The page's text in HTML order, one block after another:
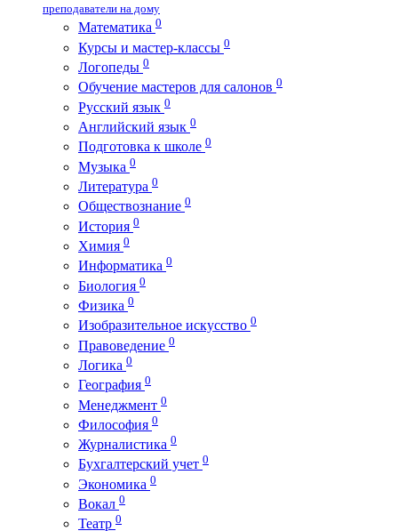
преподаватели на дому
Математика 0
Курсы и мастер-классы 0
Логопеды 0
Обучение мастеров для салонов 0
Русский язык 0
Английский язык 0
Подготовка к школе 0
Музыка 0
Литература 0
Обществознание 0
История 0
Химия 0
Информатика 0
Биология 0
Физика 0
Изобразительное искусство 0
Правоведение 0
Логика 0
География 0
Менеджмент 0
Философия 0
Журналистика 0
Бухгалтерский учет 0
Экономика 0
Вокал 0
Театр 0